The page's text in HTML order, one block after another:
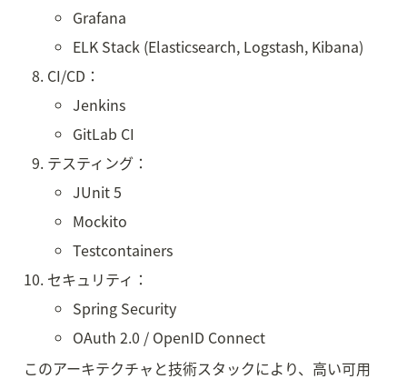
Grafana
ELK Stack (Elasticsearch, Logstash, Kibana)
CI/CD：
Jenkins
GitLab CI
テスティング：
JUnit 5
Mockito
Testcontainers
セキュリティ：
Spring Security
OAuth 2.0 / OpenID Connect
このアーキテクチャと技術スタックにより、高い可用